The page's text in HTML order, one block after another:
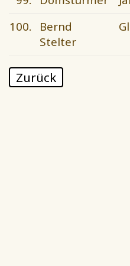
100.
Bernd
Stelter
Zurück